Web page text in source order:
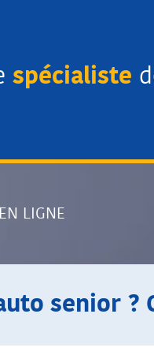
spécialiste
LIGNE
senior